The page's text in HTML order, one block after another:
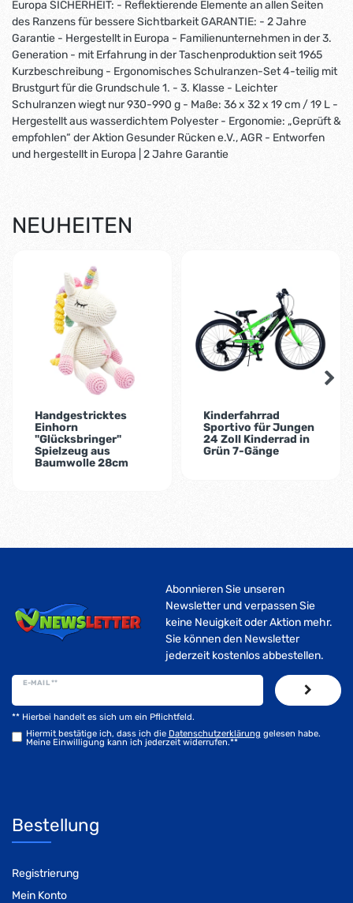
Europa SICHERHEIT: - Reflektierende Elemente an allen Seiten
des Ranzens für bessere Sichtbarkeit GARANTIE: - 2 Jahre
Garantie - Hergestellt in Europa - Familienunternehmen in der 3.
Generation - mit Erfahrung in der Taschenproduktion seit 1965
Kurzbeschreibung - Ergonomisches Schulranzen-Set 4-teilig mit
Brustgurt für die Grundschule 1. - 3. Klasse - Leichter
Schulranzen wiegt nur 930-990 g - Maße: 36 x 32 x 19 cm / 19 L -
Hergestellt aus wasserdichtem Polyester - Ergonomie: „Geprüft &
empfohlen“ der Aktion Gesunder Rücken e.V., AGR - Entworfen
und hergestellt in Europa | 2 Jahre Garantie
NEUHEITEN
Handgestricktes
Einhorn
"Glücksbringer"
Spielzeug aus
Baumwolle 28cm
Kinderfahrrad
Sportivo für Jungen
24 Zoll Kinderrad in
Grün 7-Gänge
Abonnieren Sie unseren
Newsletter und verpassen Sie
keine Neuigkeit oder Aktion mehr.
Sie können den Newsletter
jederzeit kostenlos abbestellen.
E-MAIL **
Hiermit bestätige ich, dass ich die Daten­schutz­erklärung gelesen habe.
Meine Einwilligung kann ich jederzeit widerrufen.**
** Hierbei handelt es sich um ein Pflichtfeld.
Bestellung
Registrierung
Mein Konto